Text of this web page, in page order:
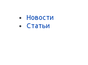
Новости
Статьи